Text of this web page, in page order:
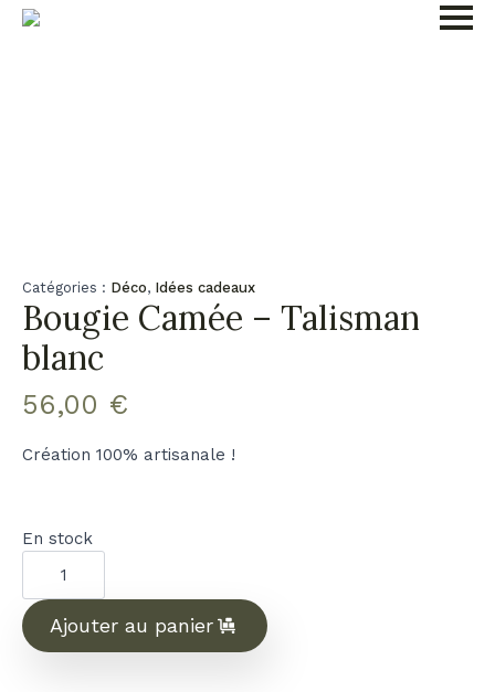
Catégories : Déco, Idées cadeaux
Bougie Camée – Talisman
blanc
56,00 €
Création 100% artisanale !
En stock
quantité
Camée
-
Talisman
blanc
Ajouter au panier